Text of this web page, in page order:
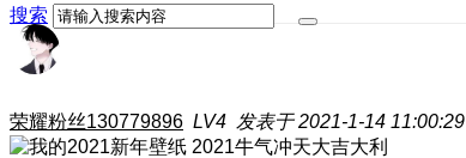
搜索
荣耀粉丝130779896 LV4 发表于 2021-1-14 11:00:29
2021牛气冲天大吉大利